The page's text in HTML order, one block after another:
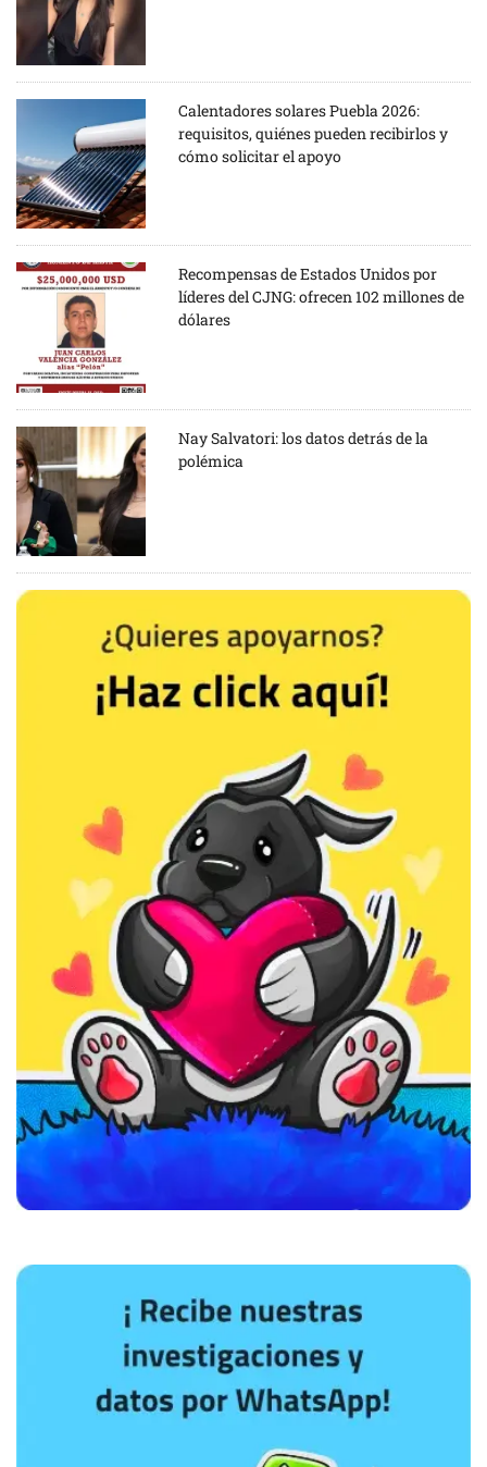
Calentadores solares Puebla 2026:
requisitos, quiénes pueden recibirlos y
cómo solicitar el apoyo
Recompensas de Estados Unidos por
líderes del CJNG: ofrecen 102 millones de
dólares
Nay Salvatori: los datos detrás de la
polémica